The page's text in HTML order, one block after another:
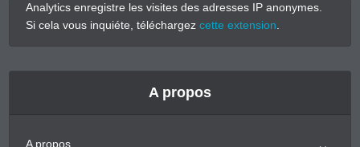
Analytics enregistre les visites des adresses IP anonymes.
Si cela vous inquiéte, téléchargezcette extension.
A propos
A propos